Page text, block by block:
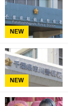
NEW
NEW